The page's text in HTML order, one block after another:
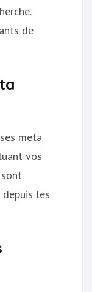
de
meta
vos
les